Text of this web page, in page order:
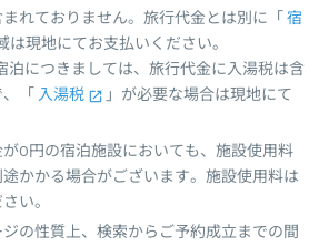
れておりません。旅行代金とは別に「 宿
は現地にてお支払いください。
泊につきましては、旅行代金に入湯税は含
「 入湯税
」が必要な場合は現地にて
0円の宿泊施設においても、施設使用料
途かかる場合がございます。施設使用料は
い。
の性質上、検索からご予約成立までの間